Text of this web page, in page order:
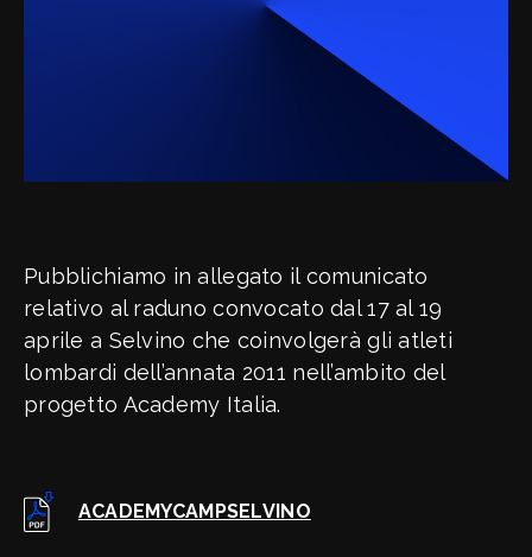
Minibasket Contatti
Pubblichiamo in allegato il comunicato
relativo al raduno convocato dal 17 al 19
aprile a Selvino che coinvolgerà gli atleti
lombardi dell’annata 2011 nell’ambito del
progetto Academy Italia.
ACADEMYCAMPSELVINO